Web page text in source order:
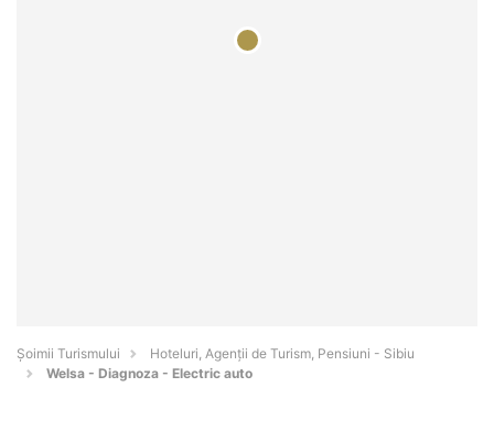
Șoimii Turismului
Hoteluri, Agenții de Turism, Pensiuni - Sibiu
Welsa - Diagnoza - Electric auto